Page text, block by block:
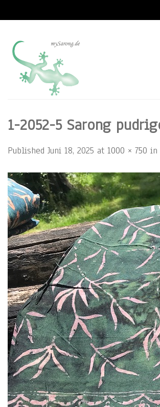
content
1-2052-5 Sarong
Published Juni 18, 2025 at 1000 × 750 in